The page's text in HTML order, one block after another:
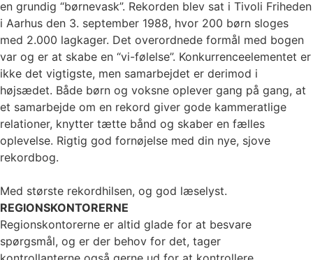
en grundig “børnevask”. Rekorden blev sat i Tivoli Friheden
i Aarhus den 3. september 1988, hvor 200 børn sloges
med 2.000 lagkager. Det overordnede formål med bogen
var og er at skabe en “vi-følelse”. Konkurrenceelementet er
ikke det vigtigste, men samarbejdet er derimod i
højsædet. Både børn og voksne oplever gang på gang, at
et samarbejde om en rekord giver gode kammeratlige
relationer, knytter tætte bånd og skaber en fælles
oplevelse. Rigtig god fornøjelse med din nye, sjove
rekordbog.
Med største rekordhilsen, og god læselyst.
REGIONSKONTORERNE
Regionskontorerne er altid glade for at besvare
spørgsmål, og er der behov for det, tager